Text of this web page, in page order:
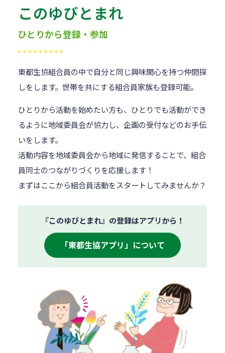
このゆびとまれ
ひとりから登録・参加
東都生協組合員の中で自分と同じ興味関心を持つ仲間探
しをします。世帯を共にする組合員家族も登録可能。
ひとりから活動を始めたい方も、ひとりでも活動ができ
るように地域委員会が協力し、企画の受付などのお手伝
いをします。
活動内容を地域委員会から地域に発信することで、組合
員同士のつながりづくりを応援します！
まずはここから組合員活動をスタートしてみませんか？
『このゆびとまれ』の登録はアプリから！
「東都生協アプリ」について